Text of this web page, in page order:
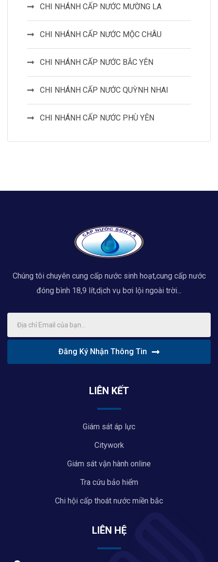
CHI NHÁNH CẤP NƯỚC MƯỜNG LA
CHI NHÁNH CẤP NƯỚC MỘC CHÂU
CHI NHÁNH CẤP NƯỚC BẮC YÊN
CHI NHÁNH CẤP NƯỚC QUỲNH NHAI
CHI NHÁNH CẤP NƯỚC PHÙ YÊN
Chúng tôi chuyên cung cấp nước sinh hoạt,cung cấp nước
đóng bình 18,9 lít,dịch vụ bơi lội ngoài trời...
Đăng Ký Nhận Thông Tin
LIÊN KẾT
Giám sát áp lực
Citywork
Giám sát vận hành online
Tra cứu bảo hiểm
Chi hội cấp thoát nước miền bắc
LIÊN HỆ